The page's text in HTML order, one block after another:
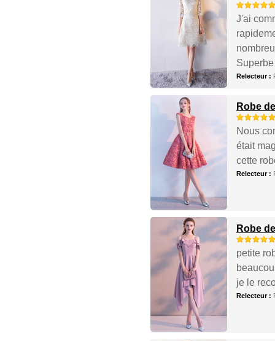
J'ai
Relecteur :
Robe
Nous
était
cette
Relecteur :
Robe
petite
je le
Relecteur :